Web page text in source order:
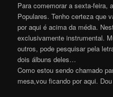
Para comemorar a sexta-feira,
Populares. Tenho certeza que
por aqui é acima da média.
exclusivamente instrumental.
outros, pode pesquisar pela
dois álbuns deles…
Como estou sendo chamado
mesa,vou ficando por aqui.